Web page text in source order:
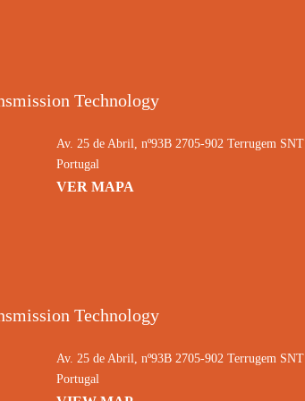
Technology
Av. 25 de Abril, nº93B 2705-902 Terrugem SNT
Portugal
VER MAPA
Technology
Av. 25 de Abril, nº93B 2705-902 Terrugem SNT
Portugal